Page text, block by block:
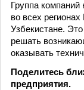
Группа
во всех
Узбекистане.
решать
оказывать
Поделитесь
предприятия.